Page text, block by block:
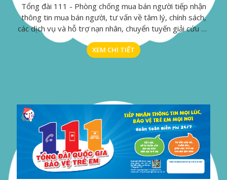
Tổng đài 111 - Phòng chống mua bán người tiếp nhận
thông tin mua bán người, tư vấn về tâm lý, chính sách,
các dịch vụ và hỗ trợ nạn nhân, chuyển tuyến giải cứu và
hỗ trợ nạn nhân của mua bán người.
XEM CHI TIẾT